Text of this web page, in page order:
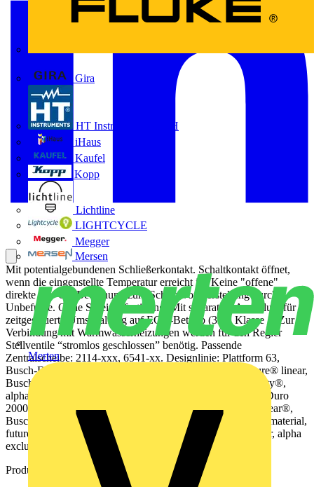
Gira
HT Instruments GmbH
iHaus
Kaufel
Kopp
Lichtline
LIGHTCYCLE
Megger
Mersen
Merten
Mit potentialgebundenen Schließerkontakt. Schaltkontakt öffnet,
wenn die eingenstellte Temperatur erreicht ist. Keine "offene"
direkte Vor-Ort-Bedienung zum Schutz vor Verstellung durch
Unbefugte. Ohne Spreizbefestigung. Mit separatem Anschluss für
zeitgesteuerte Umschaltung auf ECO-Betrieb (3K). Klasse 1. Zur
Verbindung mit Warmwasserheizungen werden für den Regler
Stellventile “stromlos geschlossen” benötig. Passende
Zentralscheibe: 2114-xxx, 6541-xx. Designlinie: Plattform 63,
Busch-Duro 2000® SI, Reflex SI, Busch-art linear®, future® linear,
Busch-axcent®, solo®, pur edelstahl, carat®, Busch-dynasty®,
alpha Designlinie Variante: Busch-Duro 2000® SI, Busch-Duro
2000® SI Linear, Reflex SI, Reflex SI Linear, Busch-art linear®,
Busch-art linear® - mit Dekorring, Busch-art linear® - Echtmaterial,
future®, future® linear, Busch-axcent®, Busch-axcent® pur, alpha
exclusive®, alpha nea®
Produktkennzeichen